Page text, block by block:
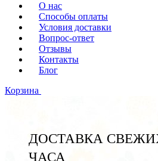
О нас
Способы оплаты
Условия доставки
Вопрос-ответ
Отзывы
Контакты
Блог
Корзина
ДОСТАВКА
ЧАСА